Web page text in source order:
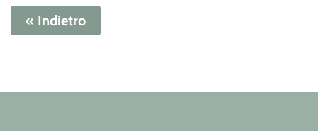
« Indietro